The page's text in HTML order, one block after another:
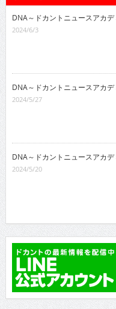
DNA～ドカントニュースアカ
2024/6/3
DNA～ドカントニュースアカ
2024/5/27
DNA～ドカントニュースアカ
2024/5/20